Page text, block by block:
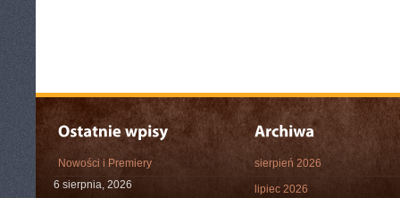
Nowości i Premiery
6 sierpnia, 2026
sierpień 2026
lipiec 2026